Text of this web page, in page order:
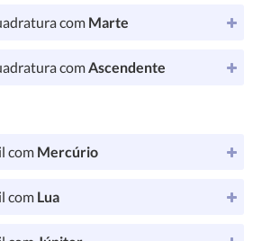
com Marte
comAscendente
com Mercúrio
com Lua